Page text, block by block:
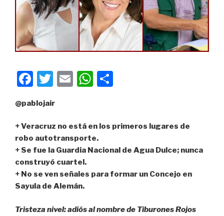
F
c
e
b
o
o
k
T
tt
er
E
W
s
A
p
p
p
ar
tir
@pablojair
+ Veracruz no está en los primeros lugares de
robo autotransporte.
+ Se fue la Guardia Nacional de Agua Dulce; nunca
construyó cuartel.
+ No se ven señales para formar un Concejo en
Sayula de Alemán.
Tristeza nivel: adiós al nombre de Tiburones Rojos